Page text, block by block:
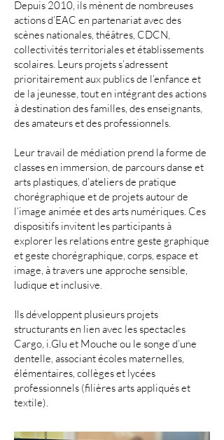
Depuis 2010, ils mènent de nombreuses
actions d’EAC en partenariat avec des
scènes nationales, théâtres, CDCN,
collectivités territoriales et établissements
scolaires. Leurs projets s’adressent
prioritairement aux publics de l’enfance et
de la jeunesse, tout en intégrant des actions
à destination des familles, des enseignants,
des amateurs et des professionnels.
Leur travail de médiation prend la forme de
classes en immersion, de parcours danse et
arts plastiques, d’ateliers de pratique
chorégraphique et de projets autour de
l’image animée et des arts numériques. Ces
dispositifs invitent les participants à
explorer les relations entre geste graphique
et geste chorégraphique, corps, espace et
image, à travers une approche sensible,
ludique et inclusive.
Ils développent plusieurs projets
structurants en lien avec les spectacles
Cargo, i.Glu et Mouche ou le songe d’une
dentelle, associant écoles maternelles,
élémentaires, collèges et lycées
professionnels (filières arts appliqués et
textile).